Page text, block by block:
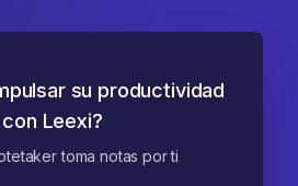
su productividad
con Leexi?
toma notas por ti